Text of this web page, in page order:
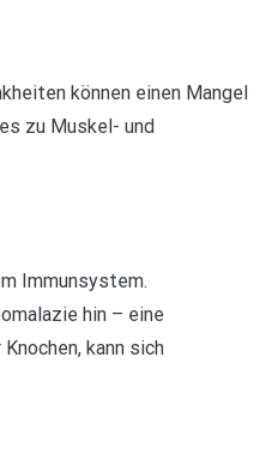
können einen Mangel
zu Muskel- und
Immunsystem.
hin – eine
kann sich